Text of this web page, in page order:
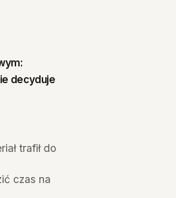
decyduje
trafił do
czas na